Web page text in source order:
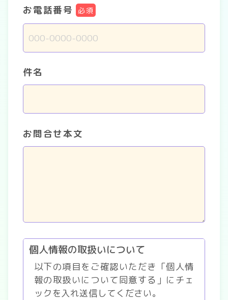
お電話番号 必須
件名
お問合せ本文
個人情報の取扱いについて
以下の項目をご確認いただき「個人情
報の取扱いについて同意する」にチェ
ックを入れ送信してください。